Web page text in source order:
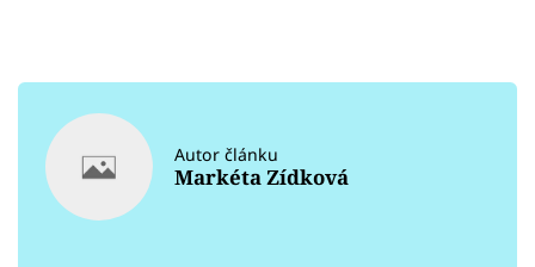
Autor článku
Markéta Zídková